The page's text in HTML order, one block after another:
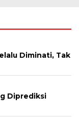
Diminati, Tak
Diprediksi